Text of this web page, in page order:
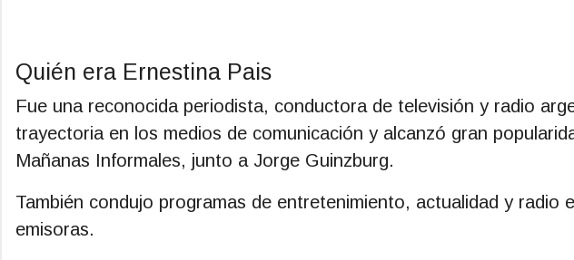
Quién era Ernestina Pais
Fue una reconocida periodista, conductora de televisión y radio
trayectoria en los medios de comunicación y alcanzó gran
Mañanas Informales, junto a Jorge Guinzburg.
También condujo programas de entretenimiento, actualidad y radio
emisoras.